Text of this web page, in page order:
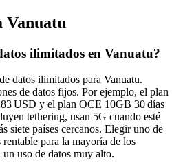
Vanuatu
ilimitados en Vanuatu?
datos ilimitados para Vanuatu.
de datos fijos. Por ejemplo, el plan
USD y el plan OCE 10GB 30 días
tethering, usan 5G cuando esté
siete países cercanos. Elegir uno de
rentable para la mayoría de los
uso de datos muy alto.